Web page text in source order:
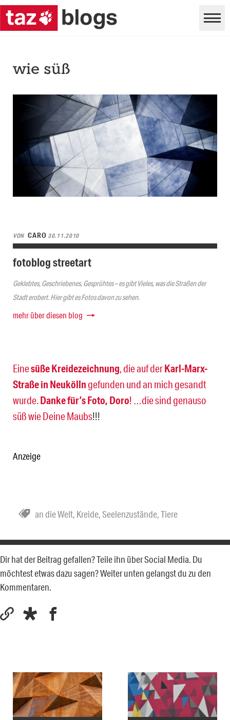
wie süß
VON CARO 30.11.2010
fotoblog streetart
Geklebtes, Geschriebenes, Gesprühtes – es gibt Vieles, was die Straßen der
Stadt erobert. Hier gibt es Fotos davon zu sehen.
mehr über diesen blog
Einesüße Kreidezeichnung, die auf derKarl-Marx-
Straße in Neuköllngefunden und an mich gesandt
wurde.Danke für’s Foto, Doro! …die sind genauso
süß wie DeineMaubs!!!
Anzeige
an die Welt, Kreide,Seelenzustände,Tiere
Dir hat der Beitrag gefallen? Teile ihn über Social Media. Du
möchtest etwas dazu sagen? Weiter unten gelangst du zu den
Kommentaren.